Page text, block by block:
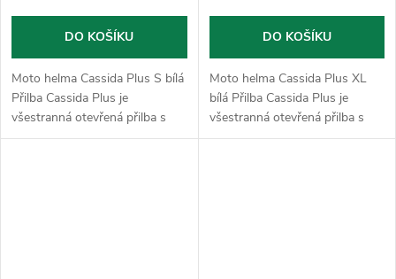
DO KOŠÍKU
Moto helma Cassida Plus S bílá
Přilba Cassida Plus je
všestranná otevřená přilba s
integrovanou sluneční clonou,
DO KOŠÍKU
Moto helma Cassida Plus XL
bílá Přilba Cassida Plus je
všestranná otevřená přilba s
integrovanou sluneční clonou,